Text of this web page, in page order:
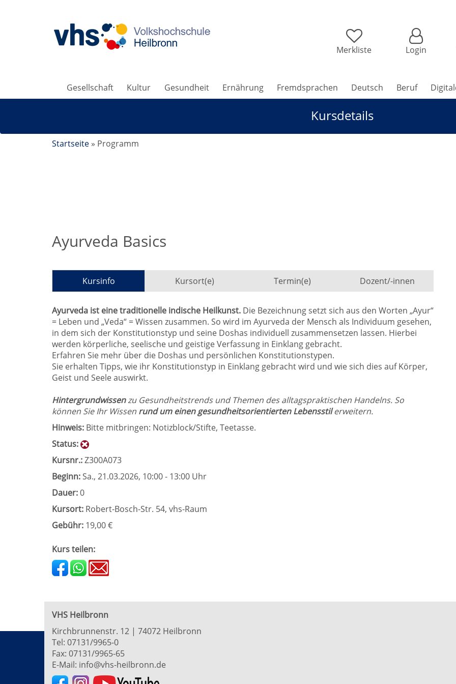
Merkliste Login
Gesellschaft Kultur Gesundheit Ernährung Fremdsprachen Deutsch Beruf
Kursdetails
Startseite » Programm
Ayurveda Basics
Kursinfo Kursort(e) Termin(e) Dozent/-innen
Ayurveda ist eine traditionelle indische Heilkunst. Die Bezeichnung setzt sich aus den Worten „Ayur“
= Leben und „Veda“ = Wissen zusammen. So wird im Ayurveda der Mensch als Individuum gesehen,
in dem sich der Konstitutionstyp und seine Doshas individuell zusammensetzen lassen. Hierbei
werden körperliche, seelische und geistige Verfassung in Einklang gebracht.
Erfahren Sie mehr über die Doshas und persönlichen Konstitutionstypen.
Sie erhalten Tipps, wie ihr Konstitutionstyp in Einklang gebracht wird und wie sich dies auf Körper,
Geist und Seele auswirkt.
Hintergrundwissenzu Gesundheitstrends und Themen des alltagspraktischen Handelns. So
können Sie Ihr Wissen rund um einen gesundheitsorientierten Lebensstilerweitern.
Hinweis: Bitte mitbringen: Notizblock/Stifte, Teetasse.
Status:
Kursnr.:Z300A073
Beginn:Sa., 21.03.2026, 10:00 - 13:00 Uhr
Dauer:0
Kursort: Robert-Bosch-Str. 54, vhs-Raum
Gebühr: 19,00 €
Kurs teilen:
VHS Heilbronn
Kirchbrunnenstr. 12 | 74072 Heilbronn
Tel: 07131/9965-0
Fax: 07131/9965-65
E-Mail: info@vhs-heilbronn.de